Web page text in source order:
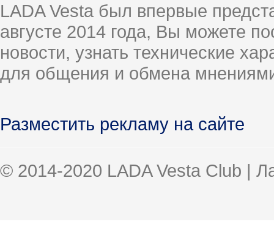
LADA Vesta был впервые
августе 2014 года, Вы можете
новости, узнать технические
для общения и обмена
Разместить рекламу на сайте
© 2014-2020 LADA Vesta Club |